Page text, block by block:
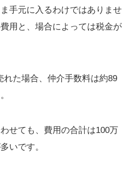
手元に入るわけではありませ
用と、場合によっては税金が
れた場合、仲介手数料は約89
せても、費用の合計は100万
いです。